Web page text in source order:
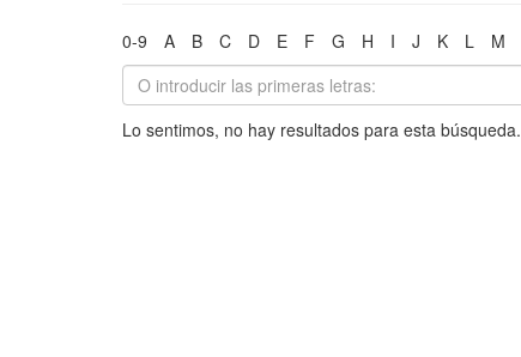
0-9 A B C D E F G H I J K L M
Lo sentimos, no hay resultados para esta búsqueda.